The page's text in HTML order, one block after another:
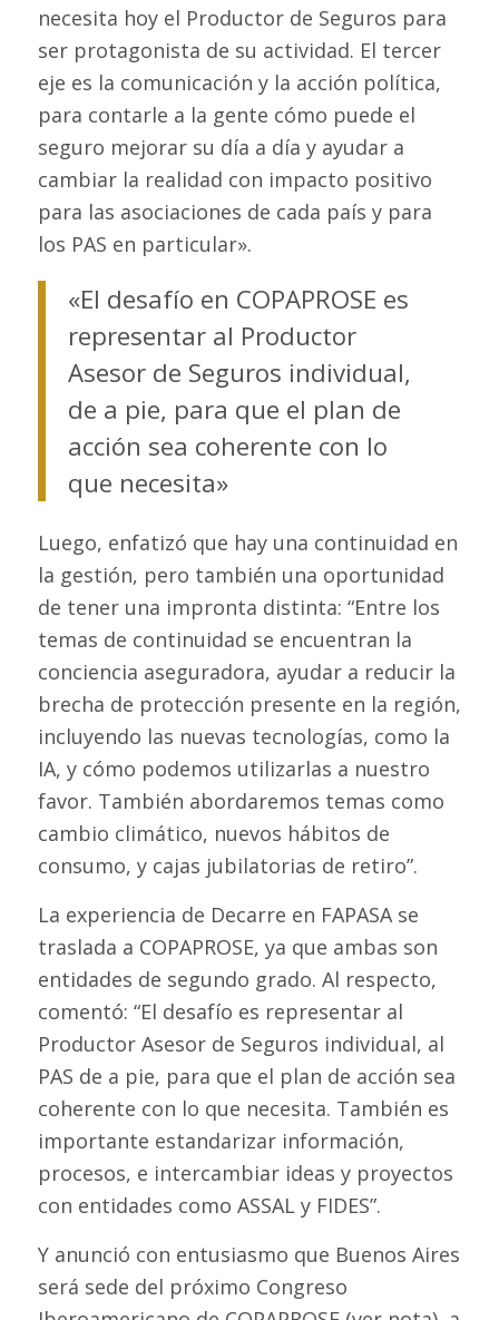
necesita hoy el Productor de Seguros para
ser protagonista de su actividad. El tercer
eje es la comunicación y la acción política,
para contarle a la gente cómo puede el
seguro mejorar su día a día y ayudar a
cambiar la realidad con impacto positivo
para las asociaciones de cada país y para
los PAS en particular».
«El desafío en COPAPROSE es
representar al Productor
Asesor de Seguros individual,
de a pie, para que el plan de
acción sea coherente con lo
que necesita»
Luego, enfatizó que hay una continuidad en
la gestión, pero también una oportunidad
de tener una impronta distinta: “Entre los
temas de continuidad se encuentran la
conciencia aseguradora, ayudar a reducir la
brecha de protección presente en la región,
incluyendo las nuevas tecnologías, como la
IA, y cómo podemos utilizarlas a nuestro
favor. También abordaremos temas como
cambio climático, nuevos hábitos de
consumo, y cajas jubilatorias de retiro”.
La experiencia de Decarre en FAPASA se
traslada a COPAPROSE, ya que ambas son
entidades de segundo grado. Al respecto,
comentó: “El desafío es representar al
Productor Asesor de Seguros individual, al
PAS de a pie, para que el plan de acción sea
coherente con lo que necesita. También es
importante estandarizar información,
procesos, e intercambiar ideas y proyectos
con entidades como ASSAL y FIDES”.
Y anunció con entusiasmo que Buenos Aires
será sede del próximo Congreso